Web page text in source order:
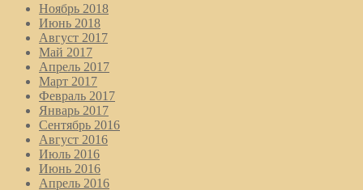
Ноябрь 2018
Июнь 2018
Август 2017
Май 2017
Апрель 2017
Март 2017
Февраль 2017
Январь 2017
Сентябрь 2016
Август 2016
Июль 2016
Июнь 2016
Апрель 2016